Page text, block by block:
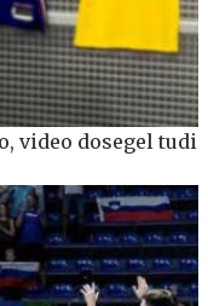
video dosegel tudi